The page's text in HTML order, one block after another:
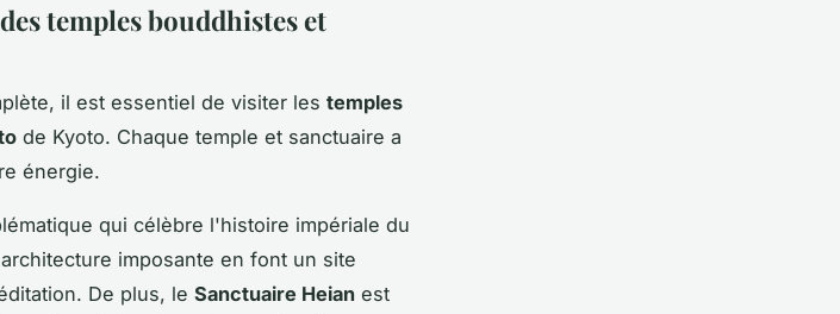
temples bouddhistes et
il est essentiel de visiter les temples
de Kyoto. Chaque temple et sanctuaire a
énergie.
qui célèbre l'histoire impériale du
imposante en font un site
De plus, le Sanctuaire Heian est